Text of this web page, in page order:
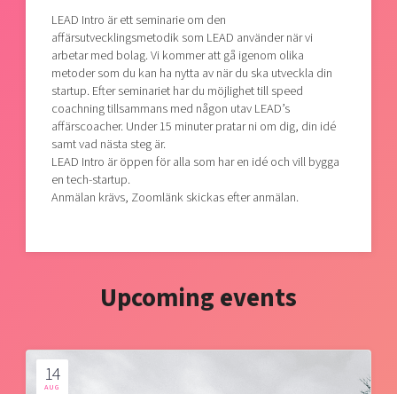
LEAD Intro är ett seminarie om den
affärsutvecklingsmetodik som LEAD använder när vi
arbetar med bolag. Vi kommer att gå igenom olika
metoder som du kan ha nytta av när du ska utveckla din
startup. Efter seminariet har du möjlighet till speed
coachning tillsammans med någon utav LEAD’s
affärscoacher. Under 15 minuter pratar ni om dig, din idé
samt vad nästa steg är.
LEAD Intro är öppen för alla som har en idé och vill bygga
en tech-startup.
Anmälan krävs, Zoomlänk skickas efter anmälan.
Upcoming events
14
AUG